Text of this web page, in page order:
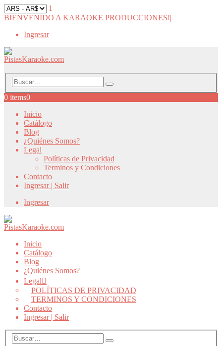
1
BIENVENIDO A KARAOKE PRODUCCIONES!|
Ingresar
0 items0
Inicio
Catálogo
Blog
¿Quiénes Somos?
Legal
Políticas de Privacidad
Terminos y Condiciones
Contacto
Ingresar | Salir
Ingresar
Inicio
Catálogo
Blog
¿Quiénes Somos?
Legal
POLÍTICAS DE PRIVACIDAD
TERMINOS Y CONDICIONES
Contacto
Ingresar | Salir